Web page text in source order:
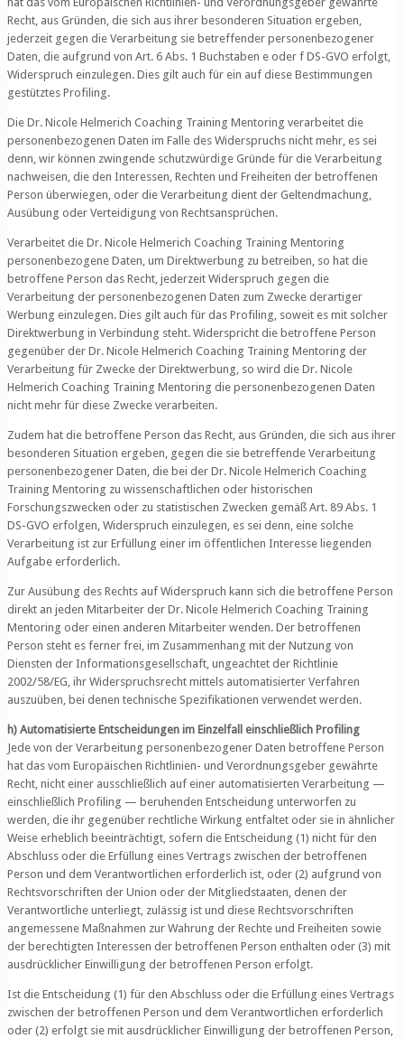
Recht, aus Gründen, die sich aus ihrer besonderen Situation ergeben,
jederzeit gegen die Verarbeitung sie betreffender personenbezogener
Daten, die aufgrund von Art. 6 Abs. 1 Buchstaben e oder f DS-GVO erfolgt,
Widerspruch einzulegen. Dies gilt auch für ein auf diese Bestimmungen
gestütztes Profiling.
Die Dr. Nicole Helmerich Coaching Training Mentoring verarbeitet die
personenbezogenen Daten im Falle des Widerspruchs nicht mehr, es sei
denn, wir können zwingende schutzwürdige Gründe für die Verarbeitung
nachweisen, die den Interessen, Rechten und Freiheiten der betroffenen
Person überwiegen, oder die Verarbeitung dient der Geltendmachung,
Ausübung oder Verteidigung von Rechtsansprüchen.
Verarbeitet die Dr. Nicole Helmerich Coaching Training Mentoring
personenbezogene Daten, um Direktwerbung zu betreiben, so hat die
betroffene Person das Recht, jederzeit Widerspruch gegen die
Verarbeitung der personenbezogenen Daten zum Zwecke derartiger
Werbung einzulegen. Dies gilt auch für das Profiling, soweit es mit solcher
Direktwerbung in Verbindung steht. Widerspricht die betroffene Person
gegenüber der Dr. Nicole Helmerich Coaching Training Mentoring der
Verarbeitung für Zwecke der Direktwerbung, so wird die Dr. Nicole
Helmerich Coaching Training Mentoring die personenbezogenen Daten
nicht mehr für diese Zwecke verarbeiten.
Zudem hat die betroffene Person das Recht, aus Gründen, die sich aus ihrer
besonderen Situation ergeben, gegen die sie betreffende Verarbeitung
personenbezogener Daten, die bei der Dr. Nicole Helmerich Coaching
Training Mentoring zu wissenschaftlichen oder historischen
Forschungszwecken oder zu statistischen Zwecken gemäß Art. 89 Abs. 1
DS-GVO erfolgen, Widerspruch einzulegen, es sei denn, eine solche
Verarbeitung ist zur Erfüllung einer im öffentlichen Interesse liegenden
Aufgabe erforderlich.
Zur Ausübung des Rechts auf Widerspruch kann sich die betroffene Person
direkt an jeden Mitarbeiter der Dr. Nicole Helmerich Coaching Training
Mentoring oder einen anderen Mitarbeiter wenden. Der betroffenen
Person steht es ferner frei, im Zusammenhang mit der Nutzung von
Diensten der Informationsgesellschaft, ungeachtet der Richtlinie
2002/58/EG, ihr Widerspruchsrecht mittels automatisierter Verfahren
auszuüben, bei denen technische Spezifikationen verwendet werden.
h) Automatisierte Entscheidungen im Einzelfall einschließlich Profiling
Jede von der Verarbeitung personenbezogener Daten betroffene Person
hat das vom Europäischen Richtlinien- und Verordnungsgeber gewährte
Recht, nicht einer ausschließlich auf einer automatisierten Verarbeitung —
einschließlich Profiling — beruhenden Entscheidung unterworfen zu
werden, die ihr gegenüber rechtliche Wirkung entfaltet oder sie in ähnlicher
Weise erheblich beeinträchtigt, sofern die Entscheidung (1) nicht für den
Abschluss oder die Erfüllung eines Vertrags zwischen der betroffenen
Person und dem Verantwortlichen erforderlich ist, oder (2) aufgrund von
Rechtsvorschriften der Union oder der Mitgliedstaaten, denen der
Verantwortliche unterliegt, zulässig ist und diese Rechtsvorschriften
angemessene Maßnahmen zur Wahrung der Rechte und Freiheiten sowie
der berechtigten Interessen der betroffenen Person enthalten oder (3) mit
ausdrücklicher Einwilligung der betroffenen Person erfolgt.
Ist die Entscheidung (1) für den Abschluss oder die Erfüllung eines Vertrags
zwischen der betroffenen Person und dem Verantwortlichen erforderlich
oder (2) erfolgt sie mit ausdrücklicher Einwilligung der betroffenen Person,